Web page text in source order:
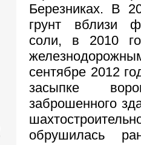
Березниках. В
грунт вблизи
соли, в 2010
сентябре 2012
засыпке
заброшенного
обрушилась